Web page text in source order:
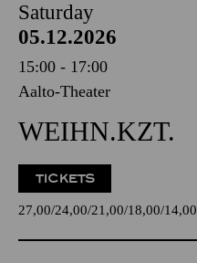
Saturday
05.12.2026
15:00 - 17:00
Aalto-Theater
WEIHN.KZT.
TICKETS
27,00 24,00 21,00 18,00 14,00